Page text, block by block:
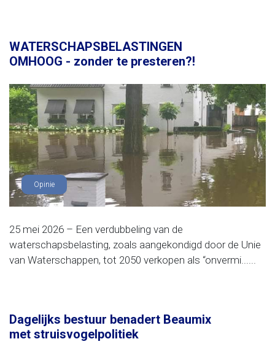
WATERSCHAPSBELASTINGEN
OMHOOG - zonder te presteren?!
Opinie
25 mei 2026 – Een verdubbeling van de
waterschapsbelasting, zoals aangekondigd door de Unie
van Waterschappen, tot 2050 verkopen als “onvermi......
Dagelijks bestuur benadert Beaumix
met struisvogelpolitiek